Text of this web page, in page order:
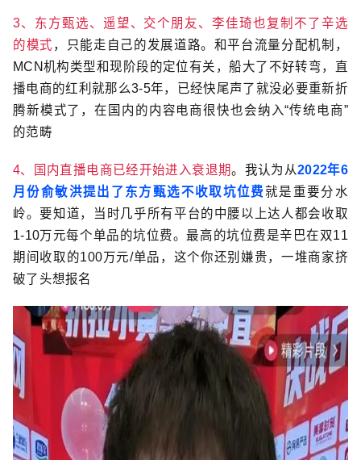
3、东方甄选、遥望、交个朋友、李佳琦也复制不了辛选
的模式 ，只能走自己的发展道路。和平台流量分配机制，
MCN机构类型和现阶段的定位有关，船大了不好转弯，直
播电商的红利就那么3-5年，已经快尾声了就没必要重新折
腾新模式了，在国内的内容电商很快也会纳入“传统电商”
的范畴
4、国内直播电商已经开始进入衰退期。我认为从2022年6
月份俞敏洪提出了东方甄选不收取坑位费就是重要分水
岭。要知道，当时几乎所有平台的中腰以上达人都会收取
1-10万元每个单品的坑位费。最高的坑位费是辛巴在双11
期间收取的100万元/单品，这个你还别嫌贵，一堆商家挤
破了头想报名